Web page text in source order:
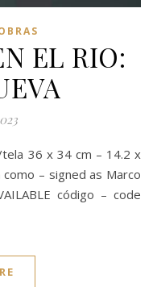
EL RIO:
– signed as Marco
código – code